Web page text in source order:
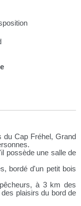
du Cap Fréhel, Grand
possède une salle de
bordé d'un petit bois
à 3 km des
plaisirs du bord de